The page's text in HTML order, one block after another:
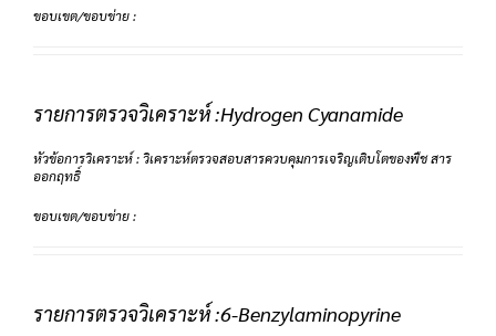
ขอบเขต/ขอบข่าย :
รายการตรวจวิเคราะห์ :Hydrogen Cyanamide
หัวข้อการวิเคราะห์ : วิเคราะห์ตรวจสอบสารควบคุมการเจริญเติบโตของพืช สาร
ออกฤทธิ์
ขอบเขต/ขอบข่าย :
รายการตรวจวิเคราะห์ :6-Benzylaminopyrine